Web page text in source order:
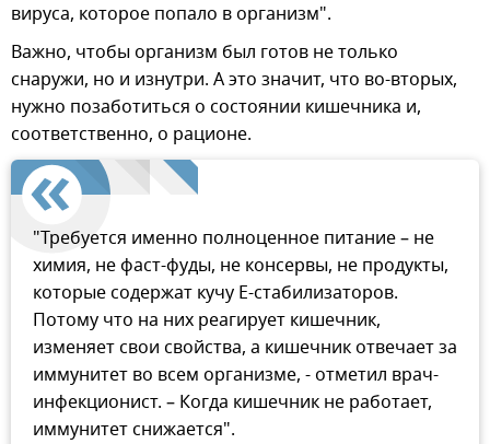
вируса, которое попало в организм".
Важно, чтобы организм был готов не только
снаружи, но и изнутри. А это значит, что во-вторых,
нужно позаботиться о состоянии кишечника и,
соответственно, о рационе.
"Требуется именно полноценное питание – не
химия, не фаст-фуды, не консервы, не продукты,
которые содержат кучу Е-стабилизаторов.
Потому что на них реагирует кишечник,
изменяет свои свойства, а кишечник отвечает за
иммунитет во всем организме, - отметил врач-
инфекционист. – Когда кишечник не работает,
иммунитет снижается".